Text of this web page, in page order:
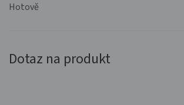
Hotově
Dotaz na produkt